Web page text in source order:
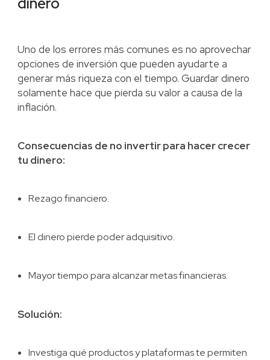
Uno de los errores más comunes es no aprovechar
opciones de inversión que pueden ayudarte a
generar más riqueza con el tiempo. Guardar dinero
solamente hace que pierda su valor a causa de la
inflación.
Consecuencias de no invertir para hacer crecer
tu dinero:
Rezago financiero.
El dinero pierde poder adquisitivo.
Mayor tiempo para alcanzar metas financieras.
Solución:
Investiga qué productos y plataformas te permiten